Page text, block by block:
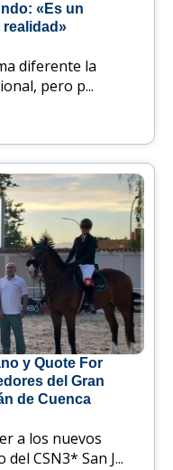
«Es un
diferente la
pero p...
y Quote For
del Gran
de Cuenca
a los nuevos
CSN3* San J...